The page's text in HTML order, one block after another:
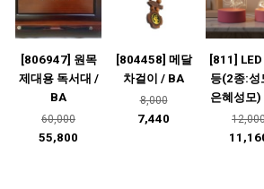
[806947] 원목
제대용 독서대 /
BA
60,000
55,800
[804458] 메달
차걸이 / BA
8,000
7,440
[811]
등(2종:성
은혜성모